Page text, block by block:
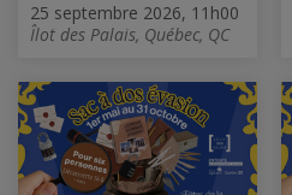
25 septembre 2026, 11h00
Îlot des Palais, Québec, QC